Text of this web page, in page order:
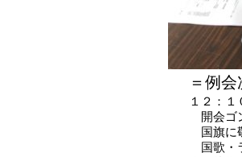
＝例会
１２：１
開会ゴ
国旗に
国歌・